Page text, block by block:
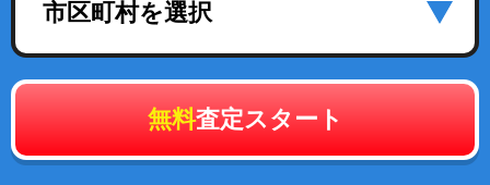
市区町村を選択
無料査定スタート